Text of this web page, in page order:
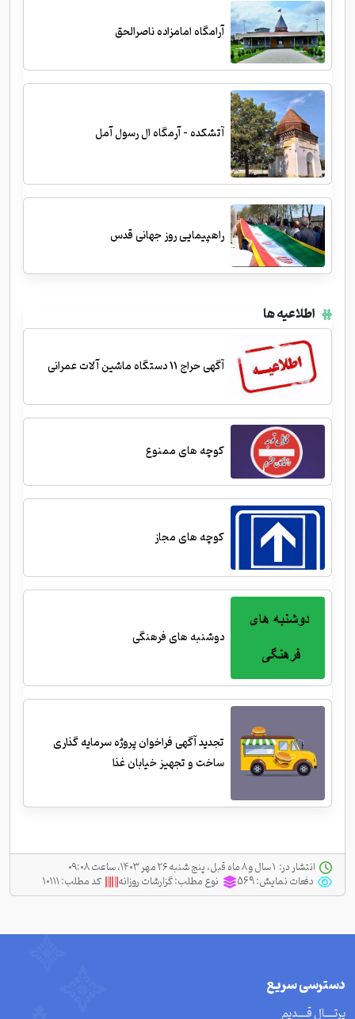
آرامگاه امامزاده ناصرالحق
آتشکده - آرمگاه ال رسول آمل
راهپیمایی روز جهانی قدس
اطلاعیه ها
آگهی حراج 11 دستگاه ماشین آلات عمرانی
کوچه های ممنوع
کوچه های مجاز
دوشنبه های فرهنگی
تجدید آگهی فراخوان پروژه سرمایه گذاری
ساخت و تجهیز خیابان غذا
انتشار در:
دفعات نمایش:569 نوع مطلب:گزارشات روزانه کد مطلب:۱۰۱۱۱
دسترسی سریع
پرتــــال قــــدیم